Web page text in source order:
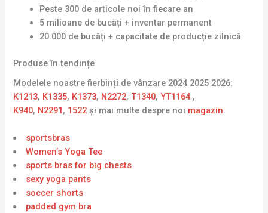
Peste 300 de articole noi în fiecare an
5 milioane de bucăți + inventar permanent
20.000 de bucăți + capacitate de producție zilnică
Produse în tendințe
Modelele noastre fierbinți de vânzare 2024 2025 2026:
K1213, K1335, K1373, N2272,T1340,YT1164 ,
K940, N2291, 1522și mai multe despre noi magazin.
sportsbras
Women’s Yoga Tee
sports bras for big chests
sexy yoga pants
soccer shorts
padded gym bra